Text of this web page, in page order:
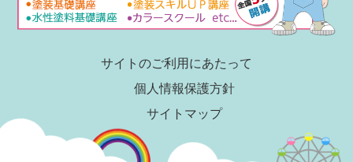
サイトのご利用にあたって
個人情報保護方針
サイトマップ